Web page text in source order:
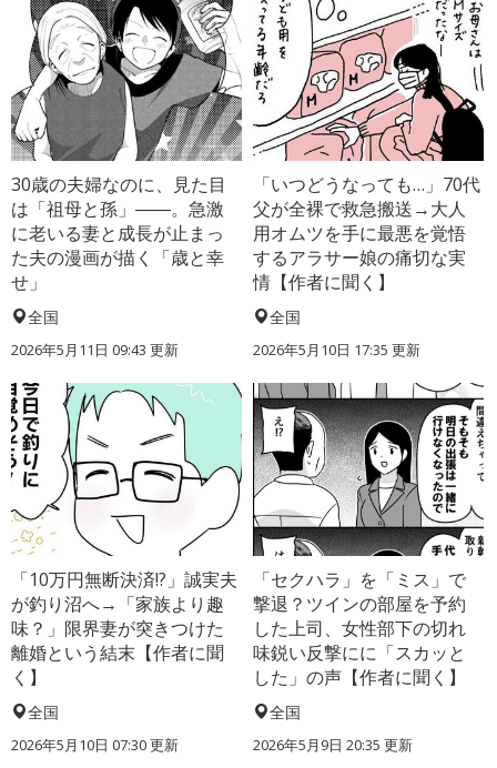
30歳の夫婦なのに、見た目
は「祖母と孫」――。急激
に老いる妻と成長が止まっ
た夫の漫画が描く「歳と幸
せ」
全国
2026年5月11日 09:43 更新
「いつどうなっても…」70代
父が全裸で救急搬送→大人
用オムツを手に最悪を覚悟
するアラサー娘の痛切な実
情【作者に聞く】
全国
2026年5月10日 17:35 更新
「10万円無断決済!?」誠実夫
が釣り沼へ→「家族より趣
味？」限界妻が突きつけた
離婚という結末【作者に聞
く】
全国
2026年5月10日 07:30 更新
「セクハラ」を「ミス」で
撃退？ツインの部屋を予約
した上司、女性部下の切れ
味鋭い反撃にに「スカッと
した」の声【作者に聞く】
全国
2026年5月9日 20:35 更新